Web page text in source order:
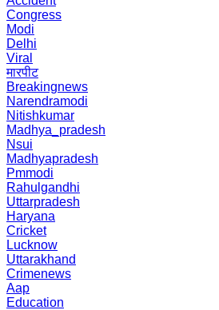
Congress
Modi
Delhi
Viral
मारपीट
Breakingnews
Narendramodi
Nitishkumar
Madhya_pradesh
Nsui
Madhyapradesh
Pmmodi
Rahulgandhi
Uttarpradesh
Haryana
Cricket
Lucknow
Uttarakhand
Crimenews
Aap
Education